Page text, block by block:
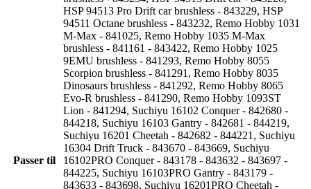
Passer til
HSP 94513 Pro Drift car brushless - 843229, HSP
94511 Octane brushless - 843232, Remo Hobby 1031
M-Max - 841025, Remo Hobby 1035 M-Max
brushless - 841161 - 843422, Remo Hobby 1025
9EMU brushless - 841293, Remo Hobby 8055
Scorpion brushless - 841291, Remo Hobby 8035
Dinosaurs brushless - 841292, Remo Hobby 8065
Evo-R brushless - 841290, Remo Hobby 1093ST
Lion - 841294, Suchiyu 16102 Conquer - 842680 -
844218, Suchiyu 16103 Gantry - 842681 - 844219,
Suchiyu 16201 Cheetah - 842682 - 844221, Suchiyu
16304 Drift Truck - 843670 - 843669, Suchiyu
16102PRO Conquer - 843178 - 843632 - 843697 -
844225, Suchiyu 16103PRO Gantry - 843179 -
843633 - 843698, Suchiyu 16201PRO Cheetah -